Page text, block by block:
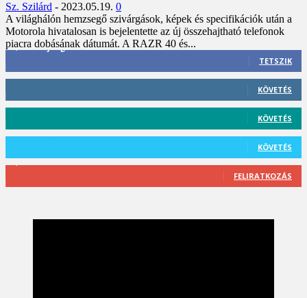
Sz. Szilárd - 2023.05.19. 0
A világhálón hemzsegő szivárgások, képek és specifikációk után a
Motorola hivatalosan is bejelentette az új összehajtható telefonok
piacra dobásának dátumát. A RAZR 40 és...
3,452 Rajongók
TETSZIK
KÖVETÉS
KÖVETÉS
KÖVETÉS
FELIRATKOZÁS